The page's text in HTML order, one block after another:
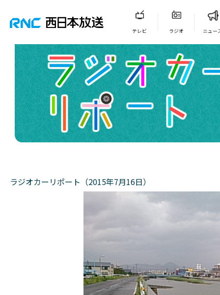
テレビ ラジオ ニュー
ラジオカーリポート（2015年7月16日）